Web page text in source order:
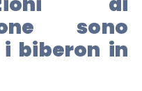
sono
biberon in